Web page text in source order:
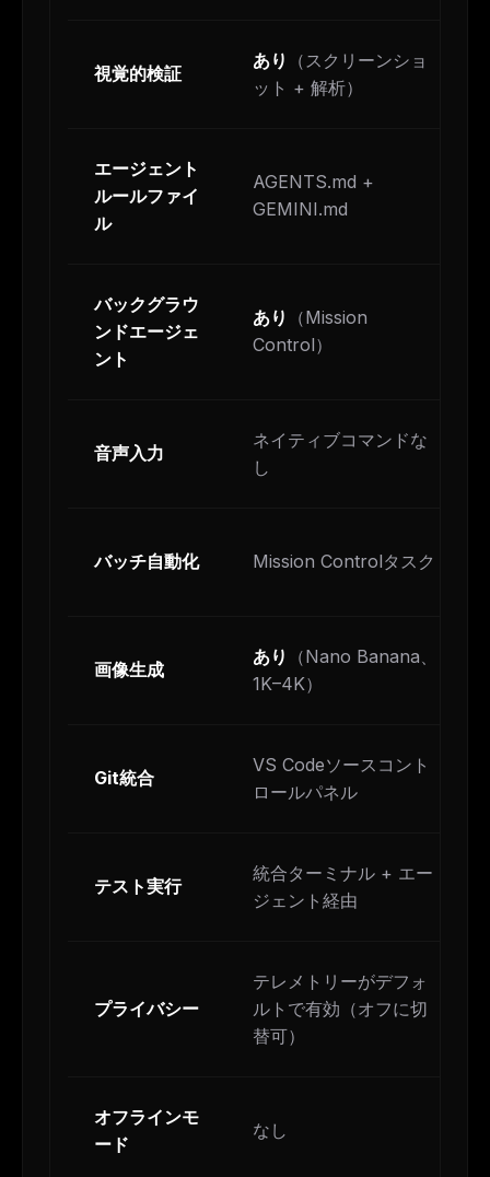
視覚的検証
あり
（スクリーンショ
ット + 解析）
エージェント
ルールファイ
ル
AGENTS.md +
GEMINI.md
バックグラウ
ンドエージェ
ント
あり
（Mission
Control）
音声入力
ネイティブコマンドな
し
バッチ自動化 Mission Controlタスク
画像生成
あり
（Nano Banana、
1K–4K）
Git統合
VS Codeソースコント
ロールパネル
テスト実行
統合ターミナル + エー
ジェント経由
プライバシー
テレメトリーがデフォ
ルトで有効（オフに切
替可）
オフラインモ
ード
なし